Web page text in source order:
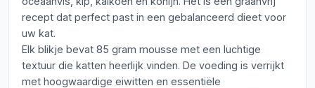
recept dat perfect past in een gebalanceerd dieet voor
uw kat.
Elk blikje bevat 85 gram mousse met een luchtige
textuur die katten heerlijk vinden. De voeding is verrijkt
met hoogwaardige eiwitten en essentiële